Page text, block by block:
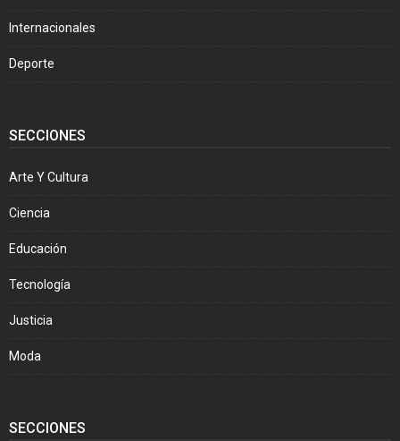
Internacionales
Deporte
SECCIONES
Arte Y Cultura
Ciencia
Educación
Tecnología
Justicia
Moda
SECCIONES